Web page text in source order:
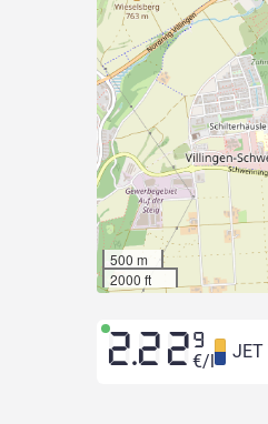
500 m
2000 ft
2.22 9
€/l JET